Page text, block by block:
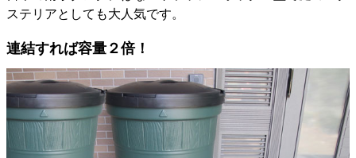
ステリアとしても大人気です。
連結すれば容量２倍！